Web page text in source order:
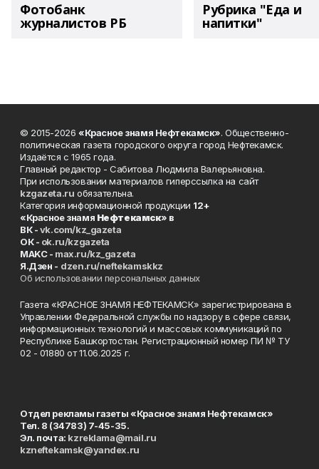
Фотобанк
журналистов РБ
Рубрика "Еда и
напитки"
© 2015-2026 «Красное знамя Нефтекамск». Общественно-
политическая газета городского округа город Нефтекамск.
Издаётся с 1965 года.
Главный редактор - Сабитова Людмила Валерьяновна.
При использовании материалов гиперссылка на сайт
kzgazeta.ru обязательна.
Категория информационной продукции 12+
«Красное знамя Нефтекамск» в
ВК -vk.com/kz_gazeta
ОК - ok.ru/kzgazeta
MAKC - max.ru/kz_gazeta
Я.Дзен - dzen.ru/neftekamskkz
Об использовании персональных данных
Газета «КРАСНОЕ ЗНАМЯ НЕФТЕКАМСК» зарегистрирована в
Управлении Федеральной службы по надзору в сфере связи,
информационных технологий и массовых коммуникаций по
Республике Башкортостан. Регистрационный номер ПИ № ТУ
02 - 01880 от 11.06.2025 г.
Отдел рекламы газеты «Красное знамя Нефтекамск»
Тел. 8 (34783) 7-45-35.
Эл. почта: kzreklama@mail.ru
kzneftekamsk@yandex.ru